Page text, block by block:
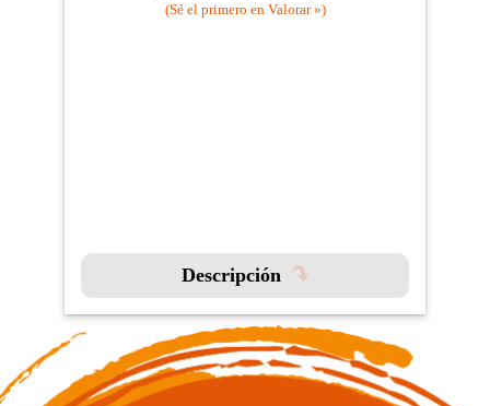
(Sé el primero en Valorar »)
Descripción